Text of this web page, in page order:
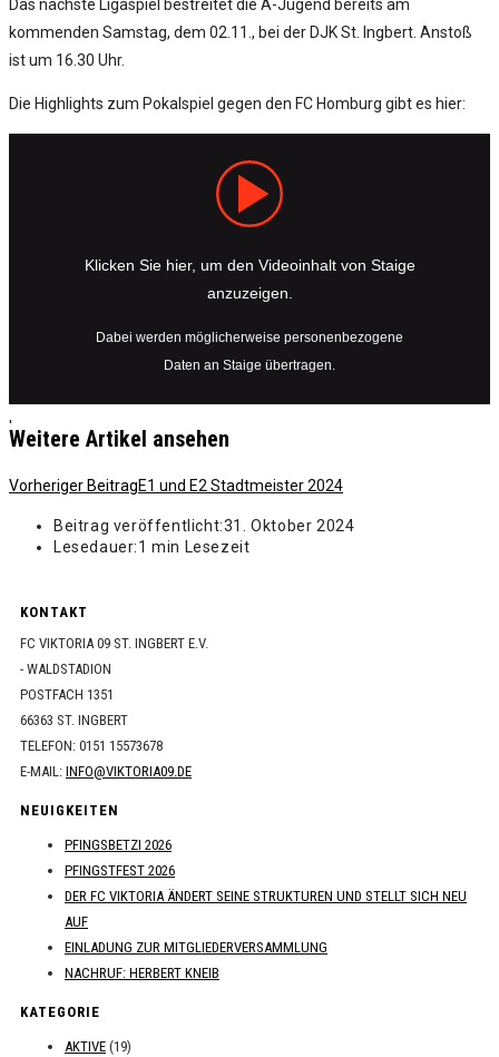
Das nächste Ligaspiel bestreitet die A-Jugend bereits am
kommenden Samstag, dem 02.11., bei der DJK St. Ingbert. Anstoß
ist um 16.30 Uhr.
Die Highlights zum Pokalspiel gegen den FC Homburg gibt es hier:
'
Klicken Sie hier, um den Videoinhalt von Staige
anzuzeigen.
Dabei werden möglicherweise personenbezogene
Daten an Staige übertragen.
Weitere Artikel ansehen
Vorheriger BeitragE1 und E2 Stadtmeister 2024
Beitrag veröffentlicht:31. Oktober 2024
Lesedauer:1 min Lesezeit
KONTAKT
FC VIKTORIA 09 ST. INGBERT E.V.
- WALDSTADION
POSTFACH 1351
66363 ST. INGBERT
TELEFON: 0151 15573678
E-MAIL: INFO@VIKTORIA09.DE
NEUIGKEITEN
PFINGSBETZI 2026
PFINGSTFEST 2026
DER FC VIKTORIA ÄNDERT SEINE STRUKTUREN UND STELLT SICH NEU
AUF
EINLADUNG ZUR MITGLIEDERVERSAMMLUNG
NACHRUF: HERBERT KNEIB
KATEGORIE
AKTIVE (19)